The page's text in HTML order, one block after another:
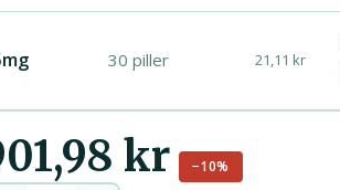
30 piller 21,11 kr
kr −10%